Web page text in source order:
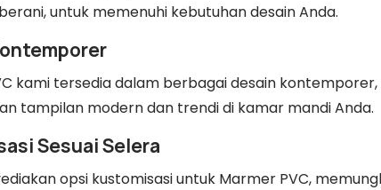
untuk memenuhi kebutuhan desain Anda.
kami tersedia dalam berbagai desain
tampilan modern dan trendi di kamar mandi Anda.
Sesuai Selera
opsi kustomisasi untuk Marmer PVC,